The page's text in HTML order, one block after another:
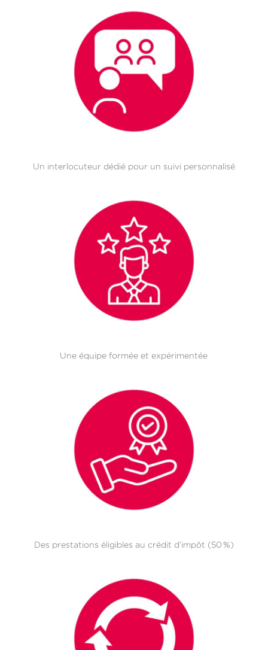
Un interlocuteur dédié pour un suivi personnalisé
Une équipe formée et expérimentée
Des prestations éligibles au crédit d’impôt (50 %)